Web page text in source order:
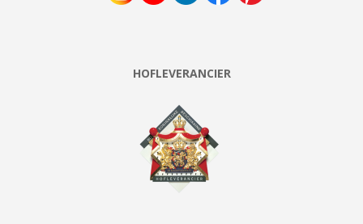
HOFLEVERANCIER